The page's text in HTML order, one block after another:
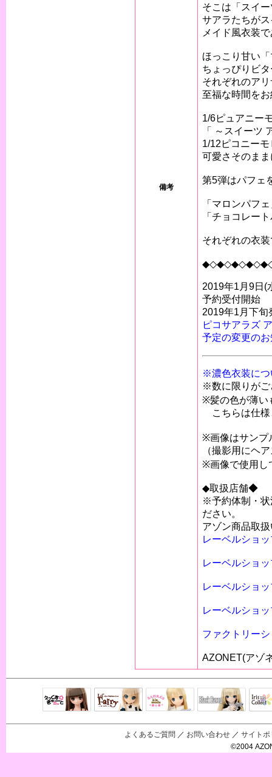
備考
そこは「スイ
サアラたちが
メイド風衣装
ほっこり甘い
ちょっぴりビ
それぞれのア
至福な時間を
1/6ピュアニー
「 ～スイーツ
1/12ピコニー
可愛さそのま
第5弾はパフェ
「マロンパフ
「チョコレー
それぞれの衣
2019年1月9日(
予約受付開始
2019年1月下旬
ピコサアラズ
予定の変更の
※濃色衣装につ
※数に限りがご
※髪の色が薄い
こちらは仕様
※画像はサンプ
（撮影用にヘ
※画像で使用し
◆取扱店舗◆
※予約体制・状
ださい。
アゾン商品取
レーベルショ
レーベルショ
レーベルショ
レーベルショ
ファクトリー
AZONET(アゾ
よくあるご質問 ／ お問い合わせ ／ サイトポ
©2004